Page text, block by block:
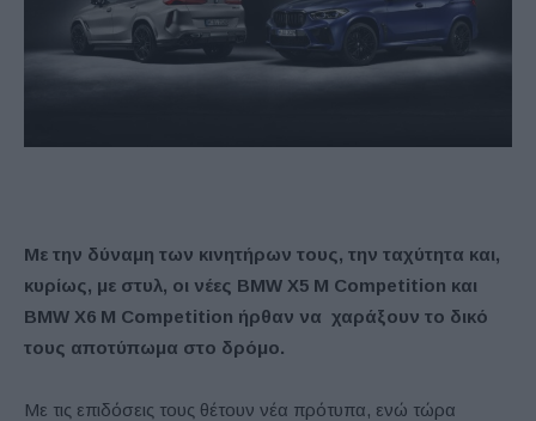
Με την δύναμη των κινητήρων τους, την ταχύτητα και,
κυρίως, με στυλ, οι νέες BMW X5 M Competition και
BMW X6 M Competition ήρθαν να χαράξουν το δικό
τους αποτύπωμα στο δρόμο.
Με τις επιδόσεις τους θέτουν νέα πρότυπα, ενώ τώρα